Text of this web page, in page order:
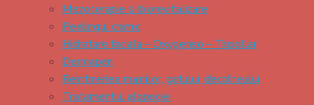
Mezoterapie si biorevitalizare
Peelingul chimic
Hidratare faciala – Oxygeneo – Tripollar
Dermapen
Reintineriea mainilor, gatului, decolteului
Tratamentul alopeciei